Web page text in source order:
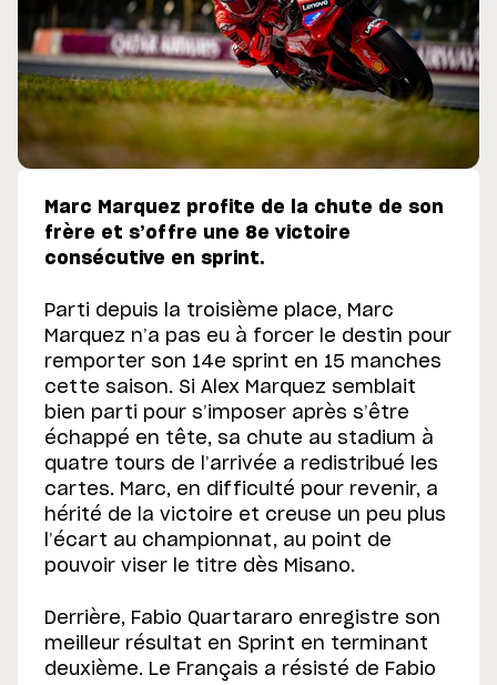
Marc Marquez profite de la chute de son
frère et s’offre une 8e victoire
consécutive en sprint.
Parti depuis la troisième place, Marc
Marquez n’a pas eu à forcer le destin pour
remporter son 14e sprint en 15 manches
cette saison. Si Alex Marquez semblait
bien parti pour s’imposer après s’être
échappé en tête, sa chute au stadium à
quatre tours de l’arrivée a redistribué les
cartes. Marc, en difficulté pour revenir, a
hérité de la victoire et creuse un peu plus
l’écart au championnat, au point de
pouvoir viser le titre dès Misano.
Derrière, Fabio Quartararo enregistre son
meilleur résultat en Sprint en terminant
deuxième. Le Français a résisté de Fabio